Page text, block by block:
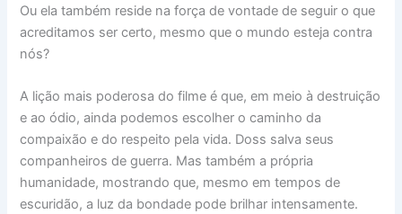
Ou ela também reside na força de vontade de seguir o que
acreditamos ser certo, mesmo que o mundo esteja contra
nós?
A lição mais poderosa do filme é que, em meio à destruição
e ao ódio, ainda podemos escolher o caminho da
compaixão e do respeito pela vida. Doss salva seus
companheiros de guerra. Mas também a própria
humanidade, mostrando que, mesmo em tempos de
escuridão, a luz da bondade pode brilhar intensamente.